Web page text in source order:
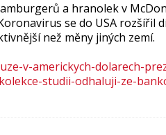
a hranolek v
se do USA rozšířil
než měny jiných zemí.
v-americkych-dolarech-
studii-odhaluji-ze-